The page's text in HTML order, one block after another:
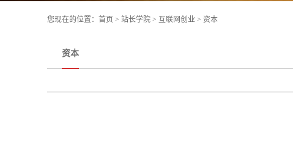
您现在的位置： 首页 > 站长学院 > 互联网创业 > 资本
资本